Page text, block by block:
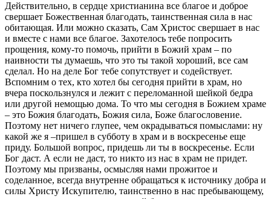
Действительно, в сердце христианина все благое и доброе
свершает Божественная благодать, таинственная сила в нас
обитающая. Или можно сказать, Сам Христос свершает в нас
и вместе с нами все благое. Захотелось тебе попросить
прощения, кому-то помочь, прийти в Божий храм – по
наивности ты думаешь, что это ты такой хороший, все сам
сделал. Но на деле Бог тебе сопутствует и содействует.
Вспомним о тех, кто хотел бы сегодня прийти в храм, но
вчера поскользнулся и лежит с переломанной шейкой бедра
или другой немощью дома. То что мы сегодня в Божием храме
– это Божия благодать, Божия сила, Боже благословение.
Поэтому нет ничего глупее, чем окрадываться помыслами: ну
какой же я –пришел в субботу в храм и в воскресенье еще
приду. Большой вопрос, придешь ли ты в воскресенье. Если
Бог даст. А если не даст, то никто из нас в храм не придет.
Поэтому мы призваны, осмысляя нами прожитое и
соделанное, всегда внутренне обращаться к источнику добра и
силы Христу Искупителю, таинственно в нас пребывающему,